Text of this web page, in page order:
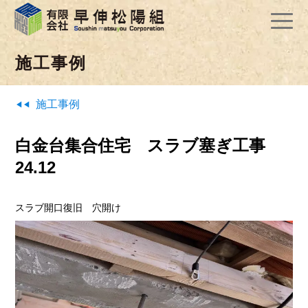
施工事例
施工事例
白金台集合住宅 スラブ塞ぎ工事
24.12
スラブ開口復旧 穴開け